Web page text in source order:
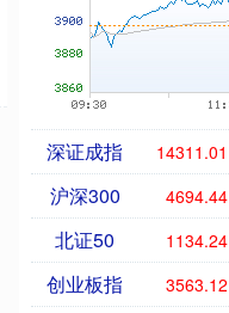
深证成指 14311.01
沪深300 4694.44
北证50 1134.24
创业板指 3563.12